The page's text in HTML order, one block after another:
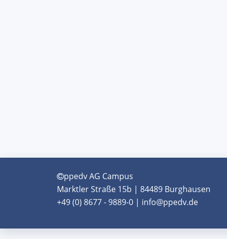
ppedv AG Campus
Marktler Straße 15b | 84489 Burghausen
+49 (0) 8677 - 9889-0 | info@ppedv.de